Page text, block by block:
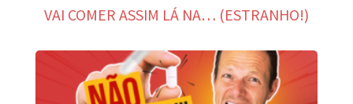
VAI COMER ASSIM LÁ NA… (ESTRANHO!)